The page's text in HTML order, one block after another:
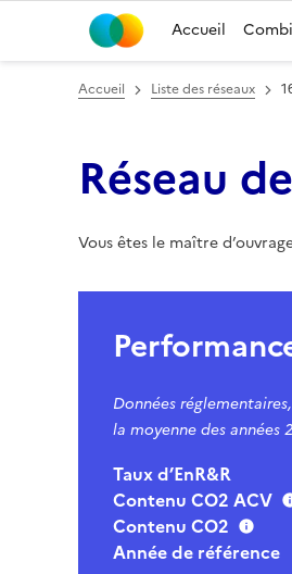
Accueil
Accueil Liste des réseaux
Réseau
Vous êtes le maître
Données réglementaires,
la moyenne des années
Taux d’EnR&R
Contenu CO2 ACV
Contenu CO2
Année de référence